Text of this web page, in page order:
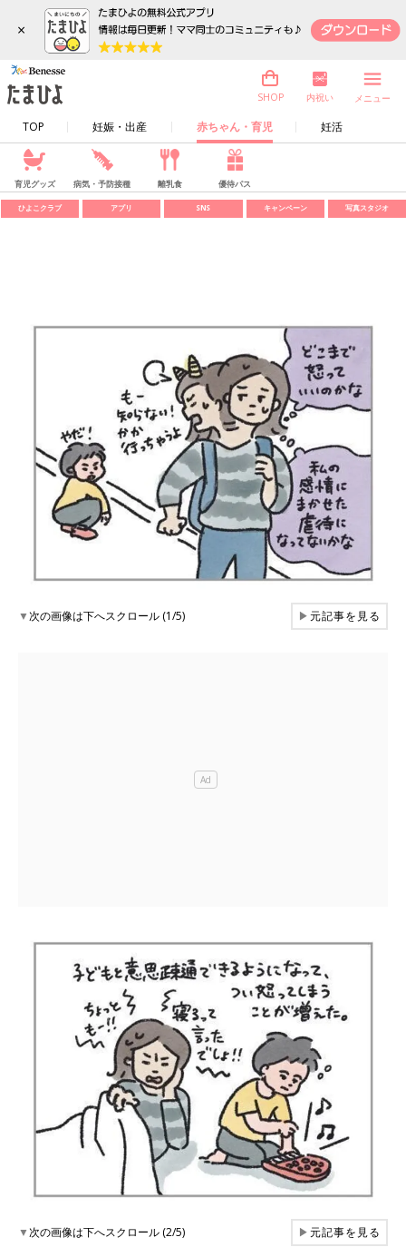
×
TOP 妊娠・出産 赤ちゃん・育児 妊活
SHOP 内祝い メニュー
育児グッズ 病気・予防接種 離乳食 優待パス
ひよこクラブ アプリ SNS キャンペーン 写真スタジオ
▼次の画像は下へスクロール (1/5) ▶元記事を見る
▼次の画像は下へスクロール (2/5) ▶元記事を見る